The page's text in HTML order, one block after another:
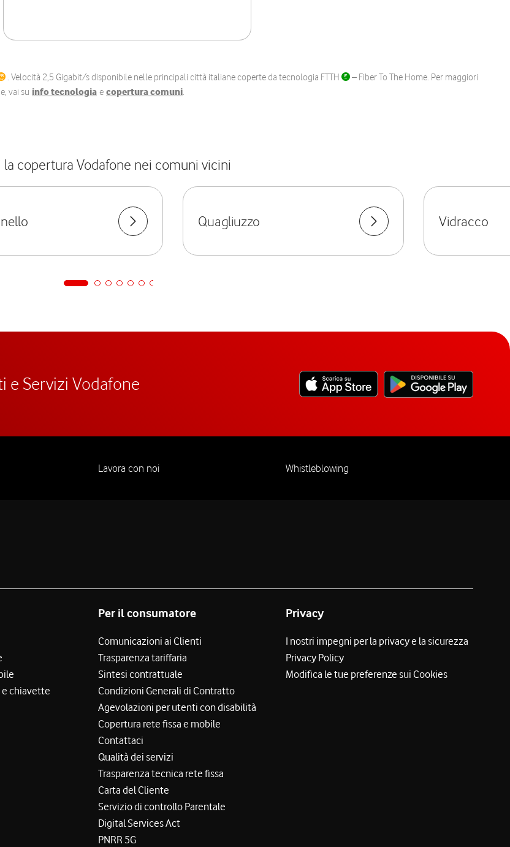
. Velocità 2,5 Gigabit/s disponibile nelle principali città italiane coperte da tecnologia FTTH
– Fiber To The Home. Per maggiori
vai su info tecnologia e copertura comuni.
la copertura Vodafone nei comuni vicini
Quagliuzzo Vidracco
e Servizi Vodafone
Lavora con noi Whistleblowing
e chiavette
Per il consumatore
Comunicazioni ai Clienti
Trasparenza tariffaria
Sintesi contrattuale
Condizioni Generali di Contratto
Agevolazioni per utenti con disabilità
Copertura rete fissa e mobile
Contattaci
Qualità dei servizi
Trasparenza tecnica rete fissa
Carta del Cliente
Servizio di controllo Parentale
Digital Services Act
PNRR 5G
Privacy
I nostri impegni per la privacy e la sicurezza
Privacy Policy
Modifica le tue preferenze sui Cookies